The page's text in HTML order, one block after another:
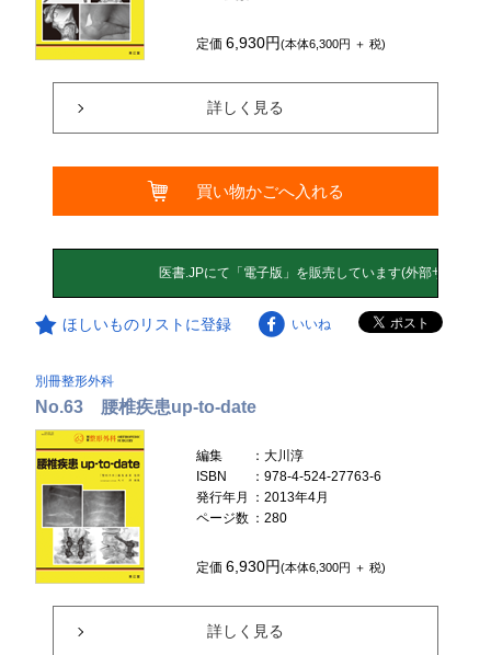
定価6,930円(本体6,300円 ＋ 税)
詳しく見る
買い物かごへ入れる
ほしいものリストに登録 いいね
別冊整形外科
No.63 腰椎疾患up-to-date
編集
：大川淳
ISBN
：978-4-524-27763-6
発行年月
：2013年4月
ページ数 ：280
定価6,930円(本体6,300円 ＋ 税)
詳しく見る